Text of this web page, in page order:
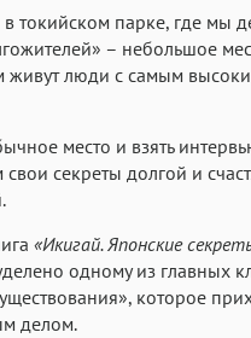
в токийском парке, где мы
– небольшое
живут люди с самым
место и взять
секреты долгой и
«Икигай. Японские
одному из главных
которое
делом.